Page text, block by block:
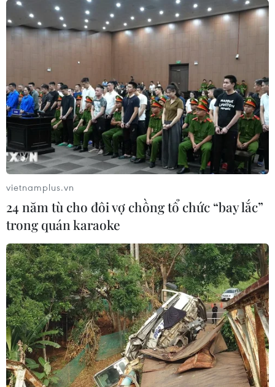
vietnamplus.vn
24 năm tù cho đôi vợ chồng tổ chức “bay lắc”
trong quán karaoke